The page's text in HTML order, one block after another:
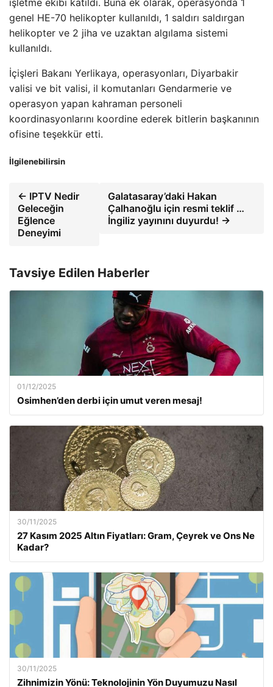
işletme ekibi katıldı. Buna ek olarak, operasyonda 1
genel HE-70 helikopter kullanıldı, 1 saldırı saldırgan
helikopter ve 2 jiha ve uzaktan algılama sistemi
kullanıldı.
İçişleri Bakanı Yerlikaya, operasyonları, Diyarbakir
valisi ve bit valisi, il komutanları Gendarmerie ve
operasyon yapan kahraman personeli
koordinasyonlarını koordine ederek bitlerin başkanının
ofisine teşekkür etti.
İlgilenebilirsin
← IPTV Nedir
Geleceğin
Eğlence
Deneyimi
Galatasaray’daki Hakan
Çalhanoğlu için resmi teklif …
İngiliz yayınını duyurdu! →
Tavsiye Edilen Haberler
01/12/2025
Osimhen’den derbi için umut veren mesaj!
30/11/2025
27 Kasım 2025 Altın Fiyatları: Gram, Çeyrek ve Ons Ne
Kadar?
30/11/2025
Zihnimizin Yönü: Teknolojinin Yön Duyumuzu Nasıl